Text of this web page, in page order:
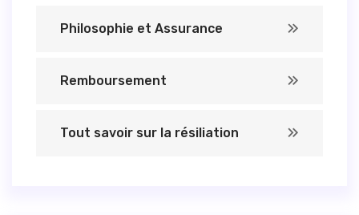
Philosophie et Assurance
Remboursement
Tout savoir sur la résiliation